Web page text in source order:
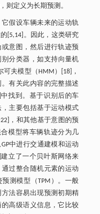
则定义为长期预测。
假设车辆未来的运动轨
[5,14]。因此，这类研究
意图，然后进行轨迹预
分类器，如支持向量机
可夫模型（HMM）[18]，
有关此内容的完整描述
找到。基于识别后的车
主要包括基于运动模式
，和其他基于意图的预
模型将车辆轨迹分为几
中进行交通建模和运动
建立了一个贝叶斯网络来
过整合随机元素的运动
测模型（TPM）。一般
法容易出现预测初期精
高级语义信息，它比较